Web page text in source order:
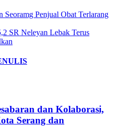
Seoramg Penjual Obat Terlarang
SR Neleyan Lebak Terus
dan Kolaborasi,
Serang dan